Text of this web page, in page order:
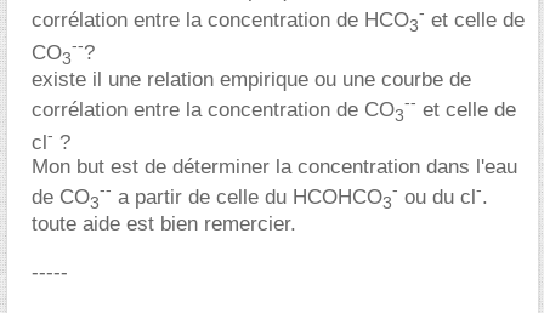
corrélation entre la concentration de HCO3
- et celle de
CO3
--?
existe il une relation empirique ou une courbe de
corrélation entre la concentration de CO3
-- et celle de
cl- ?
Mon but est de déterminer la concentration dans l'eau
de CO3
-- a partir de celle du HCOHCO3
- ou du cl-.
toute aide est bien remercier.
-----